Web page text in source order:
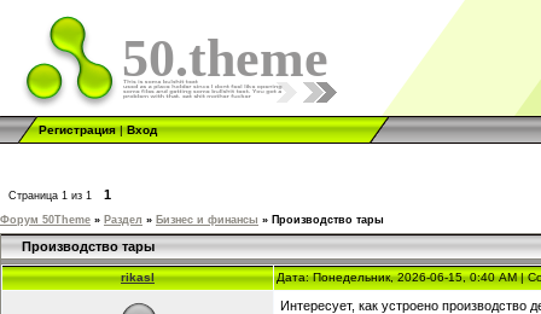
50.theme
Регистрация|Вход
Страница 1 из 1 1
Форум 50Theme » Раздел » Бизнес и финансы » Производство тары
Производство тары
rikasl Дата: Понедельник, 2026-06-15, 0:40 AM |
Интересует, как устроено производство